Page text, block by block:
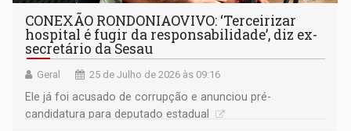
CONEXÃO RONDONIAOVIVO: ‘Terceirizar
hospital é fugir da responsabilidade’, diz ex-
secretário da Sesau
Geral 25 de Julho de 2026 às 09:16
Ele já foi acusado de corrupção e anunciou pré-
candidatura para deputado estadual